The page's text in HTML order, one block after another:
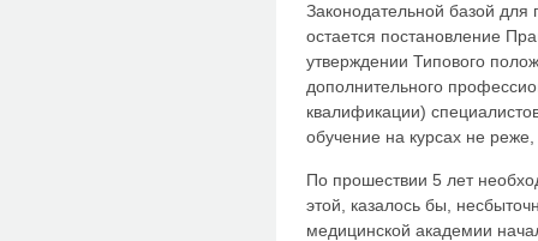
Законодательной базой
остается постановление
утверждении Типового
дополнительного
квалификации)
обучение на курсах не реже,
По прошествии 5 лет
этой, казалось бы,
медицинской академии